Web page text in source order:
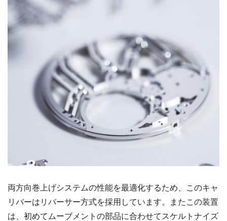
両方向巻上げシステムの性能を最適化するため、このキャ
リバーはリバーサー方式を採用しています。またこの装置
は、初めてムーブメントの部品に合わせてスケルトナイズ